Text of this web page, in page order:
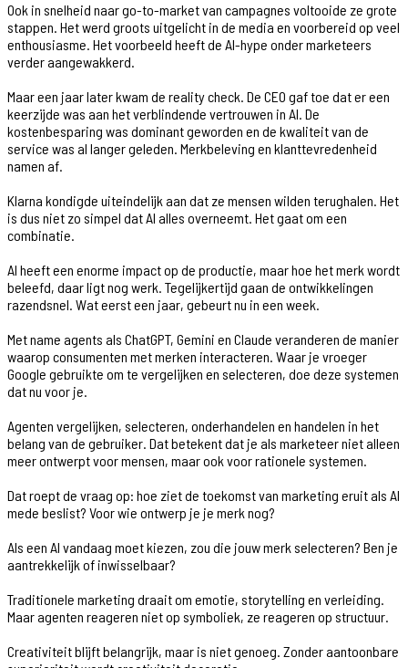
Ook in snelheid naar go-to-market van campagnes voltooide ze grote
stappen. Het werd groots uitgelicht in de media en voorbereid op veel
enthousiasme. Het voorbeeld heeft de AI-hype onder marketeers
verder aangewakkerd.
Maar een jaar later kwam de reality check. De CEO gaf toe dat er een
keerzijde was aan het verblindende vertrouwen in AI. De
kostenbesparing was dominant geworden en de kwaliteit van de
service was al langer geleden. Merkbeleving en klanttevredenheid
namen af.
Klarna kondigde uiteindelijk aan dat ze mensen wilden terughalen. Het
is dus niet zo simpel dat AI alles overneemt. Het gaat om een
combinatie.
AI heeft een enorme impact op de productie, maar hoe het merk wordt
beleefd, daar ligt nog werk. Tegelijkertijd gaan de ontwikkelingen
razendsnel. Wat eerst een jaar, gebeurt nu in een week.
Met name agents als ChatGPT, Gemini en Claude veranderen de manier
waarop consumenten met merken interacteren. Waar je vroeger
Google gebruikte om te vergelijken en selecteren, doe deze systemen
dat nu voor je.
Agenten vergelijken, selecteren, onderhandelen en handelen in het
belang van de gebruiker. Dat betekent dat je als marketeer niet alleen
meer ontwerpt voor mensen, maar ook voor rationele systemen.
Dat roept de vraag op: hoe ziet de toekomst van marketing eruit als AI
mede beslist? Voor wie ontwerp je je merk nog?
Als een AI vandaag moet kiezen, zou die jouw merk selecteren? Ben je
aantrekkelijk of inwisselbaar?
Traditionele marketing draait om emotie, storytelling en verleiding.
Maar agenten reageren niet op symboliek, ze reageren op structuur.
Creativiteit blijft belangrijk, maar is niet genoeg. Zonder aantoonbare